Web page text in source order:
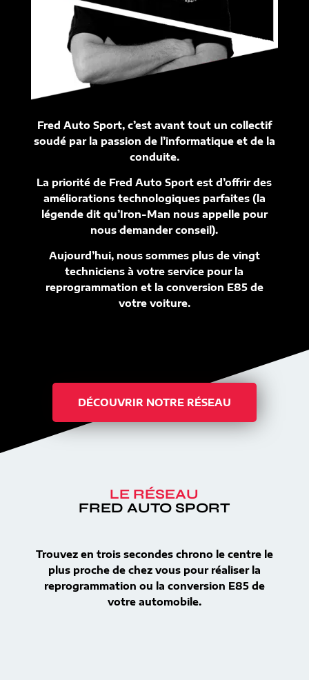
Fred Auto Sport, c’est avant tout un collectif
soudé par la passion de l’informatique et de la
conduite.
La priorité de Fred Auto Sport est d’offrir des
améliorations technologiques parfaites (la
légende dit qu’Iron-Man nous appelle pour
nous demander conseil).
Aujourd’hui, nous sommes plus de vingt
techniciens à votre service pour la
reprogrammation et la conversion E85 de
votre voiture.
DÉCOUVRIR NOTRE RÉSEAU
LE RÉSEAU
FRED AUTO SPORT
Trouvez en trois secondes chrono le centre le
plus proche de chez vous pour réaliser la
reprogrammation ou la conversion E85 de
votre automobile.